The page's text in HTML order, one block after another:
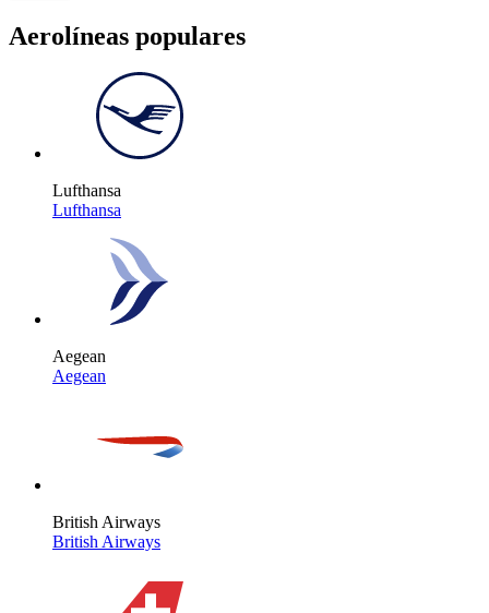
Aerolíneas populares
Lufthansa
Lufthansa
Aegean
Aegean
British Airways
British Airways